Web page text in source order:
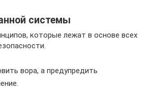
системы
которые лежат в основе всех
вора, а предупредить